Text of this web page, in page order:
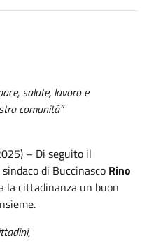
salute, lavoro e
comunità”
– Di seguito il
di Buccinasco Rino
la cittadinanza un buon